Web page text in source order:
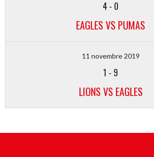
4- 0
EAGLES VS PUMAS
11 novembre 2019
1 - 9
LIONS VS EAGLES